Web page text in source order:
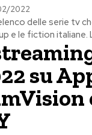
2022
delle serie tv
e le fiction italiane.
su